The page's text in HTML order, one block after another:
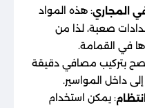
المجاري: هذه المواد
صعبة، لذا من
في القمامة.
بتركيب مصافي دقيقة
داخل المواسير.
: يمكن استخدام